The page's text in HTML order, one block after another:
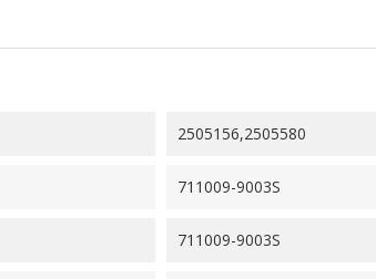
2505156,2505580
711009-9003S
711009-9003S